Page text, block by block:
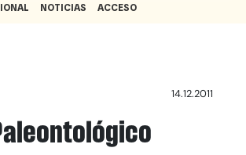
NOTICIAS ACCESO
14.12.2011